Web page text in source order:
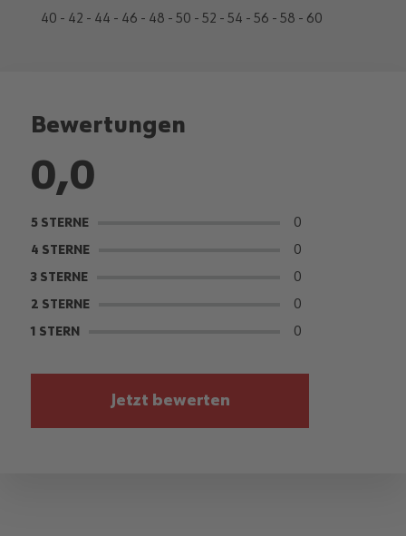
40 - 42 - 44 - 46 - 48 - 50 - 52 - 54 - 56 - 58 - 60
Bewertungen
0,0
5 STERNE 0
4 STERNE 0
3 STERNE 0
2 STERNE 0
1 STERN 0
Jetzt bewerten